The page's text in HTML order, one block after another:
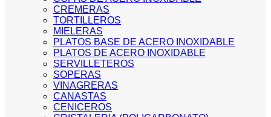
CREMERAS
TORTILLEROS
MIELERAS
PLATOS BASE DE ACERO INOXIDABLE
PLATOS DE ACERO INOXIDABLE
SERVILLETEROS
SOPERAS
VINAGRERAS
CANASTAS
CENICEROS